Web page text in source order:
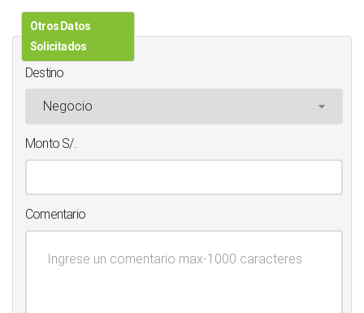
Otros Datos
Solicitados
Destino
Monto S/.
Comentario